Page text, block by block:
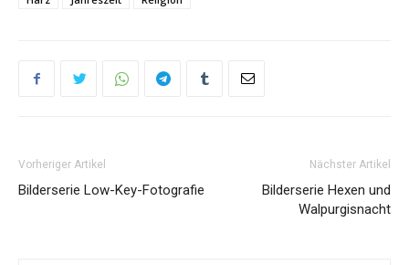
Vorheriger Artikel
Bilderserie Low-Key-Fotografie
Nächster Artikel
Bilderserie Hexen und
Walpurgisnacht